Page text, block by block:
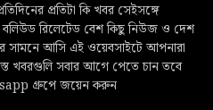
প্রতিটা কি খবর সেইসঙ্গে
রিলেটেড বেশ কিছু নিউজ ও দেশ
সামনে আসি এই ওয়েবসাইটে আপনারা
খবরগুলি সবার আগে পেতে চান তবে
গ্রুপে জয়েন করুন